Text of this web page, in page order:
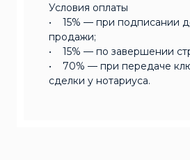
Условия оплаты
• 15% — при подписании
продажи;
• 15% — по завершении
• 70% — при передаче
сделки у нотариуса.